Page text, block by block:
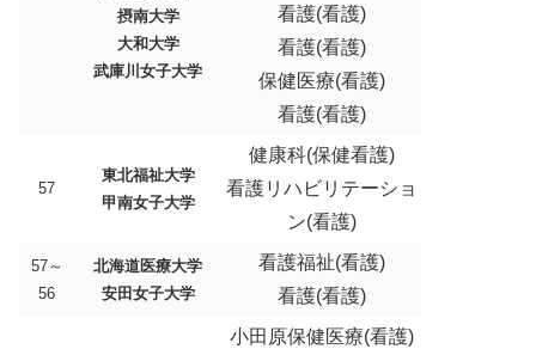
摂南大学
大和大学
武庫川女子大学
看護(看護)
看護(看護)
保健医療(看護)
看護(看護)
57
東北福祉大学
甲南女子大学
健康科(保健看護)
看護リハビリテーショ
ン(看護)
57～
56
北海道医療大学
安田女子大学
看護福祉(看護)
看護(看護)
小田原保健医療(看護)